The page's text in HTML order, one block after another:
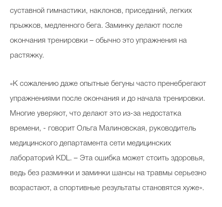
суставной гимнастики, наклонов, приседаний, легких
прыжков, медленного бега. Заминку делают после
окончания тренировки – обычно это упражнения на
растяжку.
«К сожалению даже опытные бегуны часто пренебрегают
упражнениями после окончания и до начала тренировки.
Многие уверяют, что делают это из-за недостатка
времени, - говорит Ольга Малиновская, руководитель
медицинского департамента сети медицинских
лабораторий KDL. – Эта ошибка может стоить здоровья,
ведь без разминки и заминки шансы на травмы серьезно
возрастают, а спортивные результаты становятся хуже».